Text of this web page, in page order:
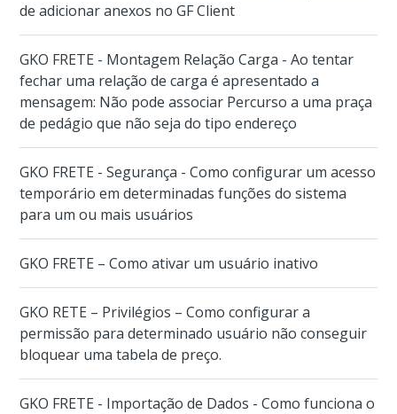
de adicionar anexos no GF Client
GKO FRETE - Montagem Relação Carga - Ao tentar
fechar uma relação de carga é apresentado a
mensagem: Não pode associar Percurso a uma praça
de pedágio que não seja do tipo endereço
GKO FRETE - Segurança - Como configurar um acesso
temporário em determinadas funções do sistema
para um ou mais usuários
GKO FRETE – Como ativar um usuário inativo
GKO RETE – Privilégios – Como configurar a
permissão para determinado usuário não conseguir
bloquear uma tabela de preço.
GKO FRETE - Importação de Dados - Como funciona o